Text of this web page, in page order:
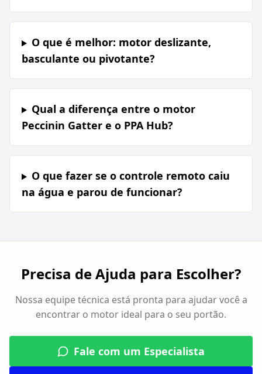
O que é melhor: motor deslizante,
basculante ou pivotante?
Qual a diferença entre o motor
Peccinin Gatter e o PPA Hub?
O que fazer se o controle remoto caiu
na água e parou de funcionar?
Precisa de Ajuda para Escolher?
Nossa equipe técnica está pronta para ajudar você a
encontrar o motor ideal para o seu portão.
Fale com um Especialista